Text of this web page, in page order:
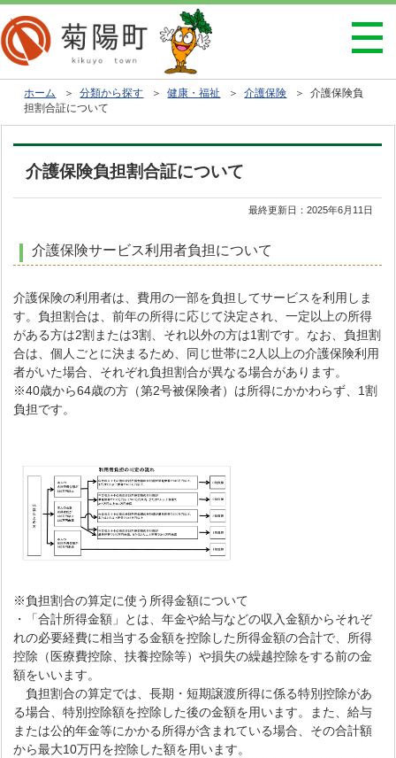
ホーム ＞分類から探す ＞健康・福祉 ＞介護保険 ＞ 介護保険負
担割合証について
介護保険負担割合証について
最終更新日：2025年6月11日
介護保険サービス利用者負担について
介護保険の利用者は、費用の一部を負担してサービスを利用しま
す。負担割合は、前年の所得に応じて決定され、一定以上の所得
がある方は2割または3割、それ以外の方は1割です。なお、負担割
合は、個人ごとに決まるため、同じ世帯に2人以上の介護保険利用
者がいた場合、それぞれ負担割合が異なる場合があります。
※40歳から64歳の方（第2号被保険者）は所得にかかわらず、1割
負担です。
※負担割合の算定に使う所得金額について
・「合計所得金額」とは、年金や給与などの収入金額からそれぞ
れの必要経費に相当する金額を控除した所得金額の合計で、所得
控除（医療費控除、扶養控除等）や損失の繰越控除をする前の金
額をいいます。
負担割合の算定では、長期・短期譲渡所得に係る特別控除があ
る場合、特別控除額を控除した後の金額を用います。また、給与
または公的年金等にかかる所得が含まれている場合、その合計額
から最大10万円を控除した額を用います。